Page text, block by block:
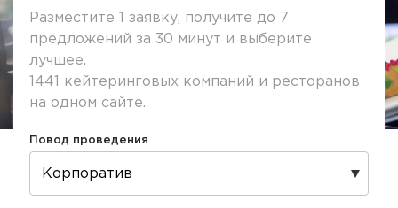
Разместите 1 заявку, получите до 7
предложений за 30 минут и выберите
лучшее.
1441 кейтеринговых компаний и ресторанов
на одном сайте.
Повод проведения